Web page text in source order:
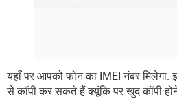
यहाँ पर आपको फोन का IMEI नंबर
से कॉपी कर सकते हैं क्यूंकि पर खुद कॉपी